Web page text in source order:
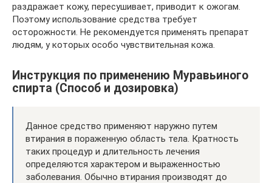
раздражает кожу, пересушивает, приводит к ожогам.
Поэтому использование средства требует
осторожности. Не рекомендуется применять препарат
людям, у которых особо чувствительная кожа.
Инструкция по применению Муравьиного
спирта (Способ и дозировка)
Данное средство применяют наружно путем
втирания в пораженную область тела. Кратность
таких процедур и длительность лечения
определяются характером и выраженностью
заболевания. Обычно втирания производят до